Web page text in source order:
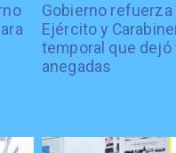
Gobierno refuerza
Ejército y
temporal que dejó
anegadas